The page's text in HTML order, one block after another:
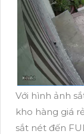
Với hình ảnh
kho hàng giá
sắt nét đến